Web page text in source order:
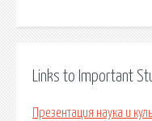
Links to Important
Презентация наука и